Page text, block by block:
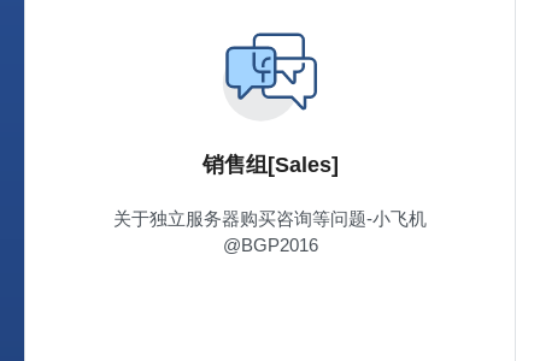
销售组[Sales]
关于独立服务器购买咨询等问题-小飞机
@BGP2016